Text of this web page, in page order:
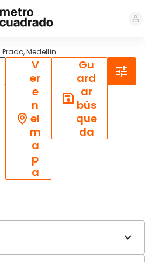
Medellín
V
er
e
n
el
m
a
p
a
Gu
ard
ar
bús
que
da